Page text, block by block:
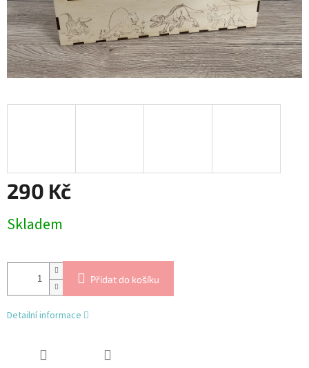
290 Kč
cena:
Skladem
Přidat do košíku
Detailní informace